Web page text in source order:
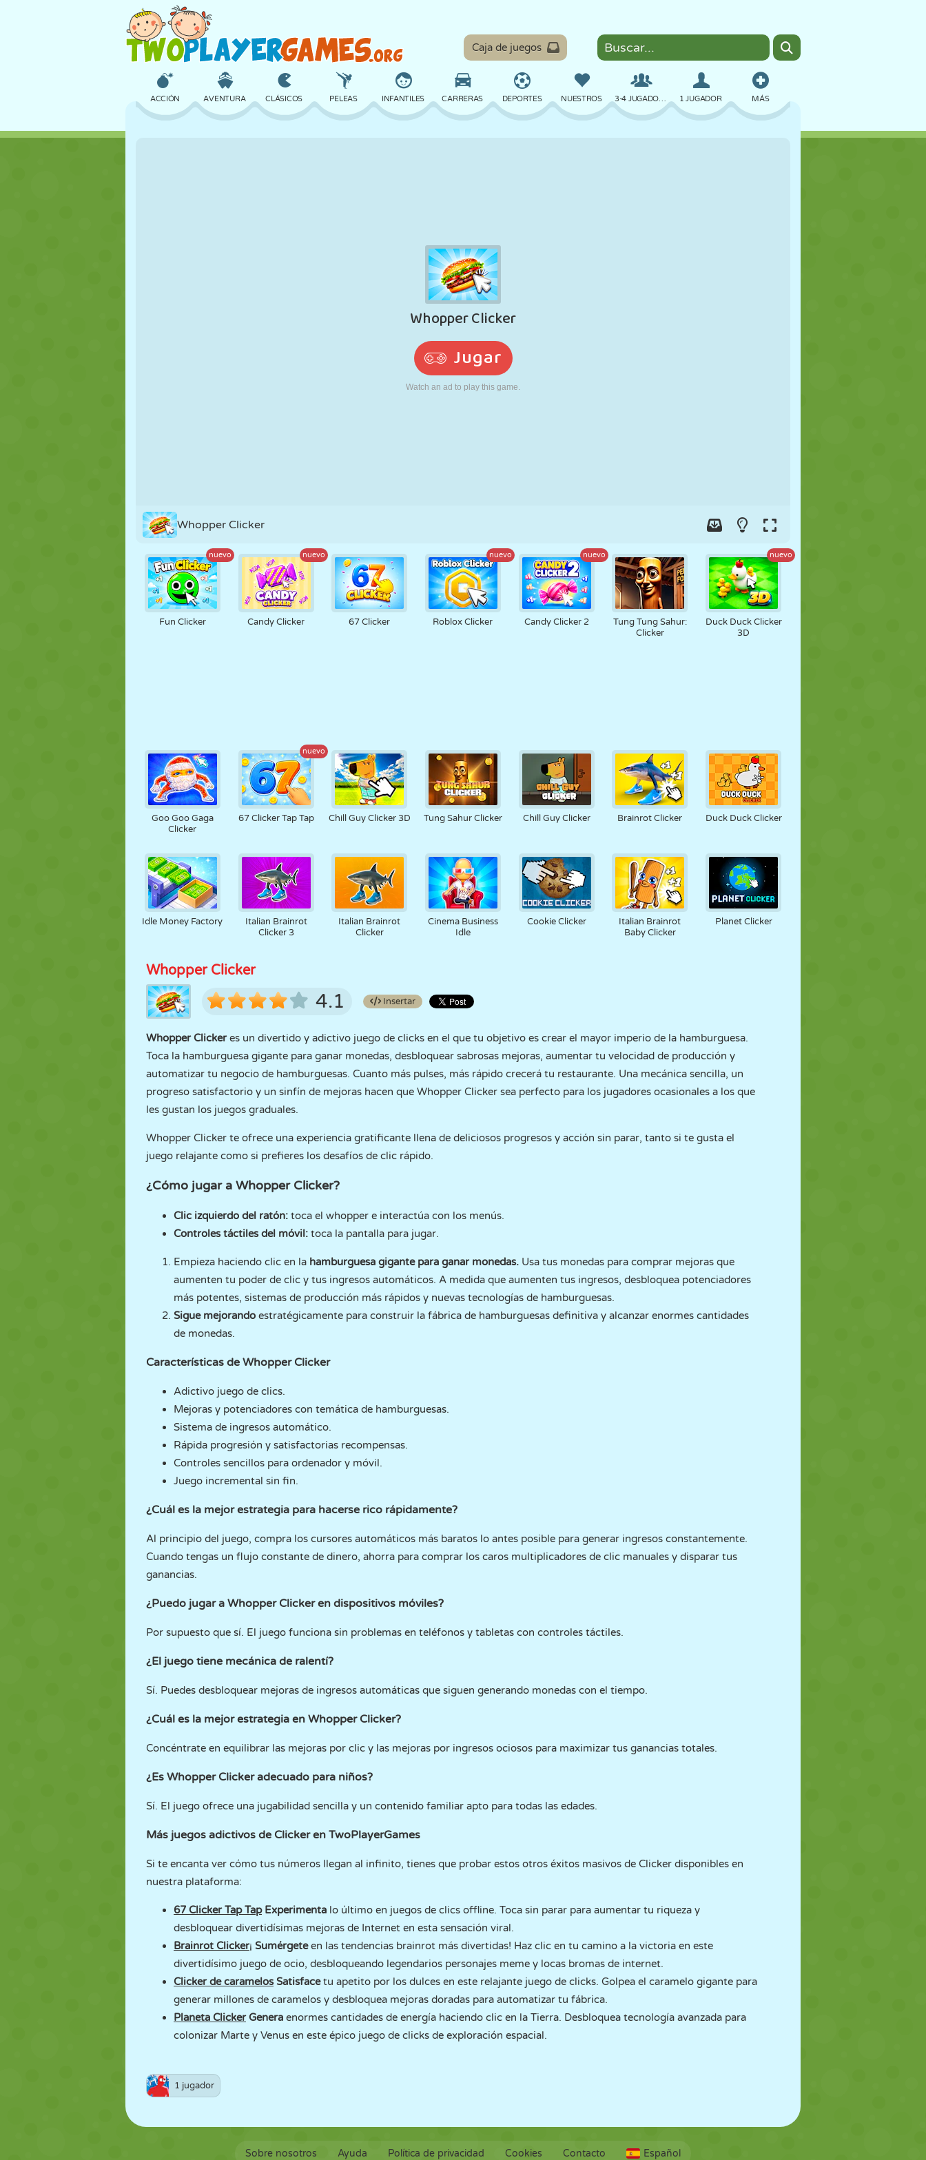
Caja de juegos
MÁS
ACCIÓN AVENTURA CLÁSICOS PELEAS INFANTILES CARRERAS DEPORTES NUESTROS 3-4 JUGADORES 1 JUGADOR
MONSTRUOS
ROBOTS CORRER ESCUELA
TÁCTIL
Whopper Clicker
nuevo
Fun Clicker
nuevo
Candy Clicker 67 Clicker
nuevo
Roblox Clicker
nuevo
Candy Clicker 2
Tung Tung Sahur:
Clicker
nuevo
Duck Duck Clicker
3D
Goo Goo Gaga
Clicker
nuevo
67 Clicker Tap Tap Chill Guy Clicker 3D Tung Sahur Clicker Chill Guy Clicker Brainrot Clicker Duck Duck Clicker
Idle Money Factory
Italian Brainrot
Clicker 3
Italian Brainrot
Clicker
Cinema Business
Idle
Cookie Clicker
Italian Brainrot
Baby Clicker
Planet Clicker
Whopper Clicker
4.1 Insertar
Whopper Clickeres un divertido y adictivo juego de clicks en el que tu objetivo es crear el mayor imperio de la hamburguesa.
Toca la hamburguesa gigante para ganar monedas, desbloquear sabrosas mejoras, aumentar tu velocidad de producción y
automatizar tu negocio de hamburguesas. Cuanto más pulses, más rápido crecerá tu restaurante. Una mecánica sencilla, un
progreso satisfactorio y un sinfín de mejoras hacen que Whopper Clicker sea perfecto para los jugadores ocasionales a los que
les gustan los juegos graduales.
Whopper Clicker te ofrece una experiencia gratificante llena de deliciosos progresos y acción sin parar, tanto si te gusta el
juego relajante como si prefieres los desafíos de clic rápido.
¿Cómo jugar a Whopper Clicker?
Clic izquierdo del ratón: toca el whopper e interactúa con los menús.
Controles táctiles del móvil: toca la pantalla para jugar.
Empieza haciendo clic en la hamburguesa gigante para ganar monedas. Usa tus monedas para comprar mejoras que
aumenten tu poder de clic y tus ingresos automáticos. A medida que aumenten tus ingresos, desbloquea potenciadores
más potentes, sistemas de producción más rápidos y nuevas tecnologías de hamburguesas.
Sigue mejorando estratégicamente para construir la fábrica de hamburguesas definitiva y alcanzar enormes cantidades
de monedas.
Características de Whopper Clicker
Adictivo juego de clics.
Mejoras y potenciadores con temática de hamburguesas.
Sistema de ingresos automático.
Rápida progresión y satisfactorias recompensas.
Controles sencillos para ordenador y móvil.
Juego incremental sin fin.
¿Cuál es la mejor estrategia para hacerse rico rápidamente?
Al principio del juego, compra los cursores automáticos más baratos lo antes posible para generar ingresos constantemente.
Cuando tengas un flujo constante de dinero, ahorra para comprar los caros multiplicadores de clic manuales y disparar tus
ganancias.
¿Puedo jugar a Whopper Clicker en dispositivos móviles?
Por supuesto que sí. El juego funciona sin problemas en teléfonos y tabletas con controles táctiles.
¿El juego tiene mecánica de ralentí?
Sí. Puedes desbloquear mejoras de ingresos automáticas que siguen generando monedas con el tiempo.
¿Cuál es la mejor estrategia en Whopper Clicker?
Concéntrate en equilibrar las mejoras por clic y las mejoras por ingresos ociosos para maximizar tus ganancias totales.
¿Es Whopper Clicker adecuado para niños?
Sí. El juego ofrece una jugabilidad sencilla y un contenido familiar apto para todas las edades.
Más juegos adictivos de Clicker en TwoPlayerGames
Si te encanta ver cómo tus números llegan al infinito, tienes que probar estos otros éxitos masivos de Clicker disponibles en
nuestra plataforma:
67 Clicker Tap TapExperimenta lo último en juegos de clics offline. Toca sin parar para aumentar tu riqueza y
desbloquear divertidísimas mejoras de Internet en esta sensación viral.
Brainrot Clicker¡ Sumérgeteen las tendencias brainrot más divertidas! Haz clic en tu camino a la victoria en este
divertidísimo juego de ocio, desbloqueando legendarios personajes meme y locas bromas de internet.
Clicker de caramelosSatisfacetu apetito por los dulces en este relajante juego de clicks. Golpea el caramelo gigante para
generar millones de caramelos y desbloquea mejoras doradas para automatizar tu fábrica.
Planeta ClickerGenera enormes cantidades de energía haciendo clic en la Tierra. Desbloquea tecnología avanzada para
colonizar Marte y Venus en este épico juego de clicks de exploración espacial.
1 jugador
Sobre nosotros Ayuda Política de privacidad Cookies Contacto Español